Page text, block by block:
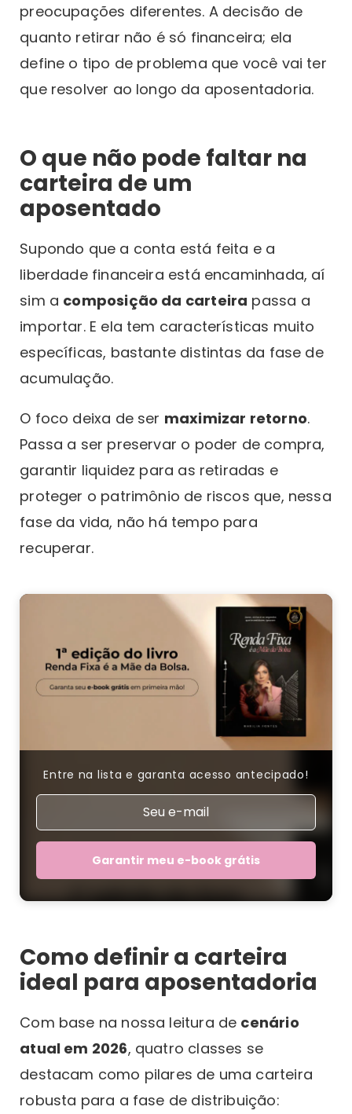
preocupações diferentes. A decisão de
quanto retirar não é só financeira; ela
define o tipo de problema que você vai ter
que resolver ao longo da aposentadoria.
O que não pode faltar na
carteira de um
aposentado
Supondo que a conta está feita e a
liberdade financeira está encaminhada, aí
sim a composição da carteira passa a
importar. E ela tem características muito
específicas, bastante distintas da fase de
acumulação.
O foco deixa de ser maximizar retorno.
Passa a ser preservar o poder de compra,
garantir liquidez para as retiradas e
proteger o patrimônio de riscos que, nessa
fase da vida, não há tempo para
recuperar.
Entre na lista e garanta acesso antecipado!
Garantir meu e-book grátis
Como definir a carteira
ideal para aposentadoria
Com base na nossa leitura de cenário
atual em 2026, quatro classes se
destacam como pilares de uma carteira
robusta para a fase de distribuição: